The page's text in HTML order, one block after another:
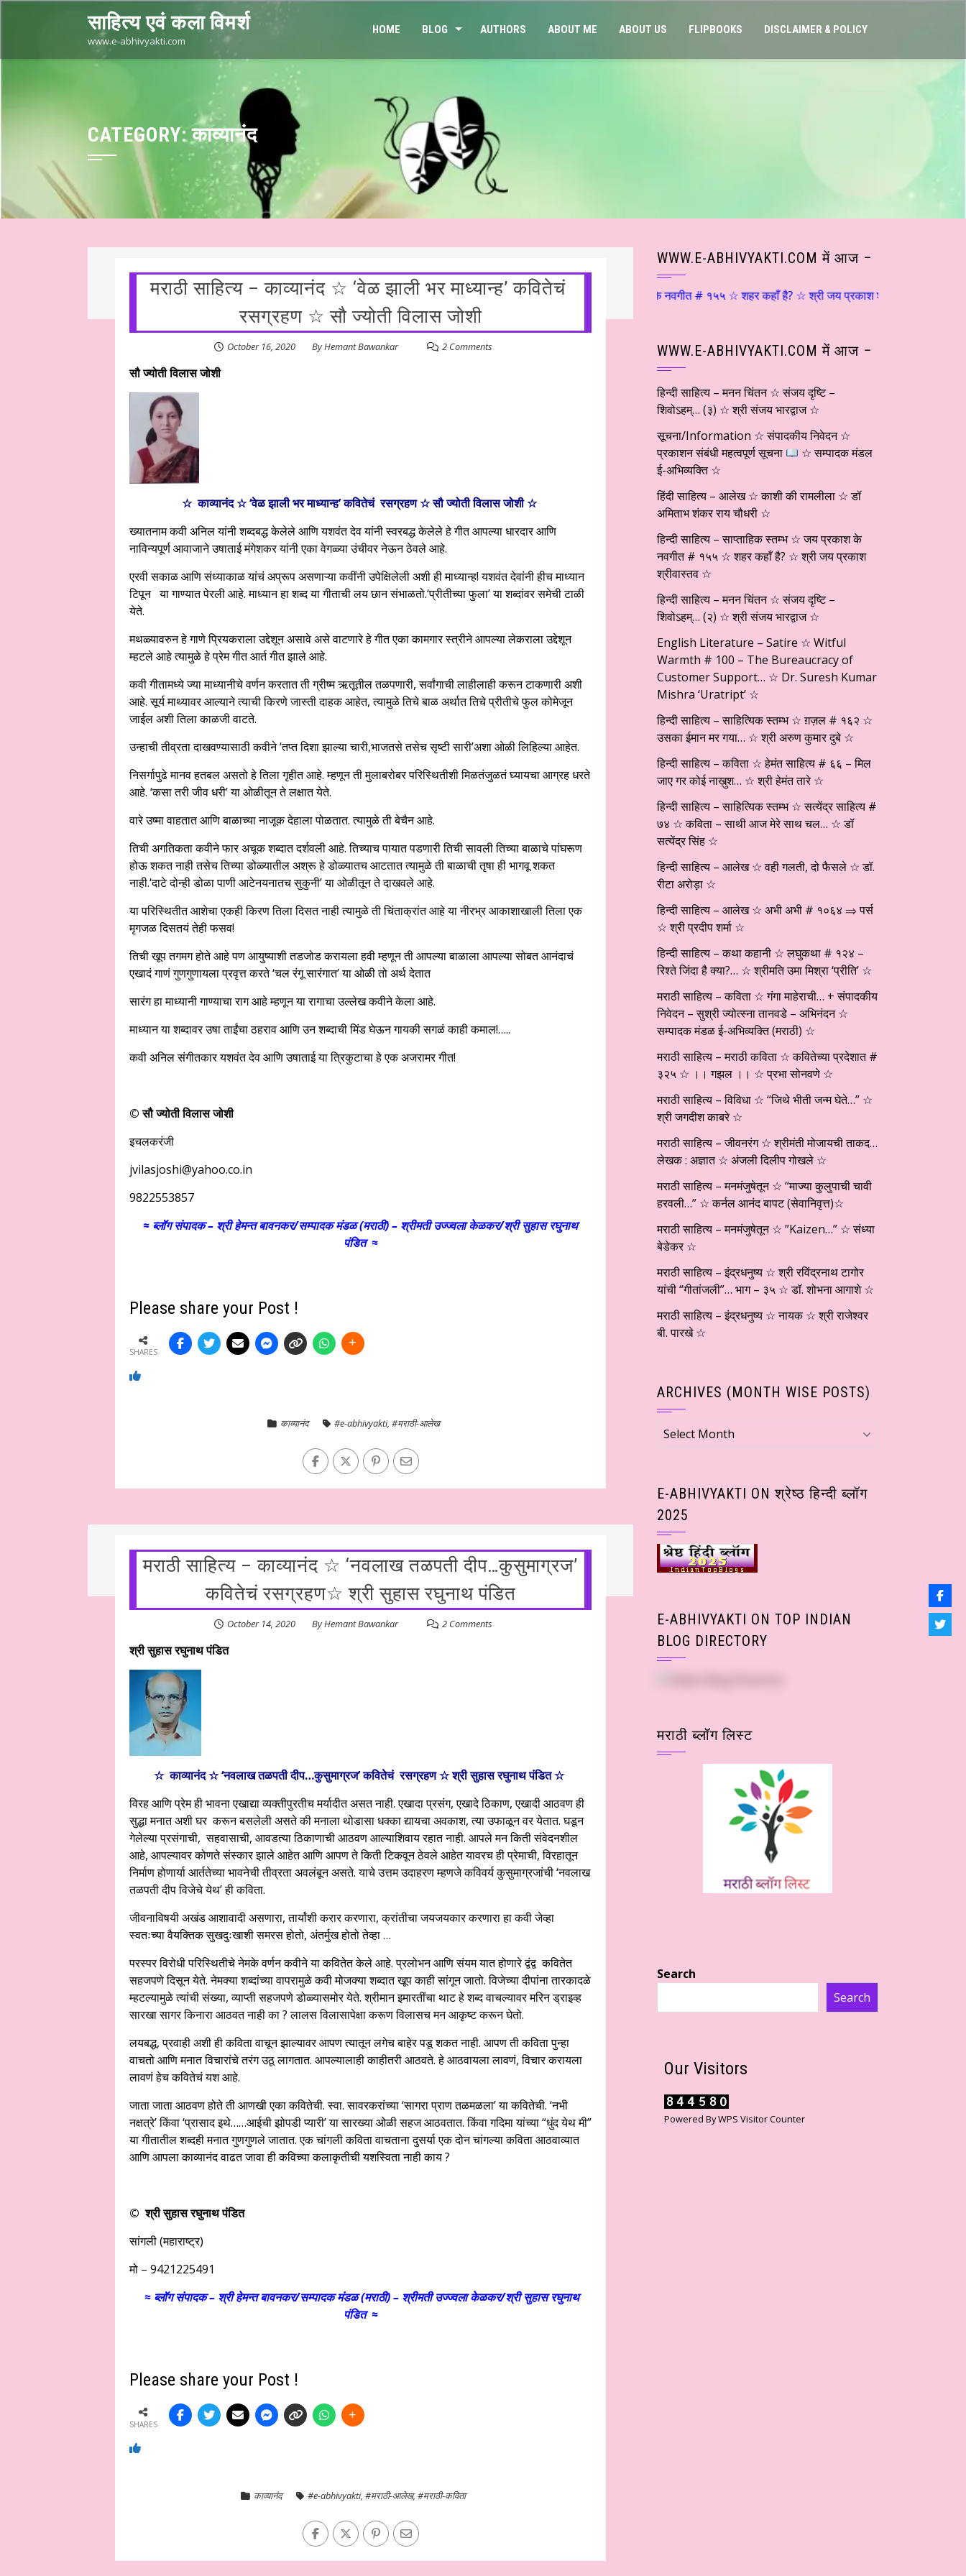
साहित्य एवं कला विमर्श
www.e-abhivyakti.com
HOME BLOG AUTHORS ABOUT ME ABOUT US FLIPBOOKS DISCLAIMER & POLICY
CATEGORY:काव्यानंद
मराठी साहित्य – काव्यानंद ☆ ‘वेळ झाली भर माध्यान्ह’ कवितेचं
रसग्रहण ☆ सौ ज्योती विलास जोशी
October 16, 2020 ByHemant Bawankar 2 Comments
सौ ज्योती विलास जोशी
☆ काव्यानंद ☆ ‘वेळ झाली भर माध्यान्ह’ कवितेचं रसग्रहण ☆ सौ ज्योती विलास जोशी☆
ख्यातनाम कवी अनिल यांनी शब्दबद्ध केलेले आणि यशवंत देव यांनी स्वरबद्ध केलेले हे गीत आपल्या धारदार आणि
नाविन्यपूर्ण आवाजाने उषाताई मंगेशकर यांनी एका वेगळ्या उंचीवर नेऊन ठेवले आहे.
एरवी सकाळ आणि संध्याकाळ यांचं अप्रूप असणाऱ्या कवींनी उपेक्षिलेली अशी ही माध्यान्ह! यशवंत देवांनी हीच माध्यान
टिपून या गाण्यात पेरली आहे. माध्यान हा शब्द या गीताची लय छान संभाळतो.‘प्रीतीच्या फुला’ या शब्दांवर समेची टाळी
येते.
मथळ्यावरुन हे गाणे प्रियकराला उद्देशून असावे असे वाटणारे हे गीत एका कामगार स्त्रीने आपल्या लेकराला उद्देशून
म्हटले आहे त्यामुळे हे प्रेम गीत आर्त गीत झाले आहे.
कवी गीतामध्ये ज्या माध्यानीचे वर्णन करतात ती ग्रीष्म ऋतूतील तळपणारी, सर्वांगाची लाहीलाही करून टाकणारी अशी
आहे. सूर्य माथ्यावर आल्याने त्याची किरणे जास्ती दाहक आहेत, त्यामुळे तिचे बाळ अर्थात तिचे प्रीतीचे फुल कोमेजून
जाईल अशी तिला काळजी वाटते.
उन्हाची तीव्रता दाखवण्यासाठी कवीने ‘तप्त दिशा झाल्या चारी,भाजतसे तसेच सृष्टी सारी’अशा ओळी लिहिल्या आहेत.
निसर्गापुढे मानव हतबल असतो हे तिला गृहीत आहे. म्हणून ती मुलाबरोबर परिस्थितीशी मिळतंजुळतं घ्यायचा आग्रह धरते
आहे. ‘कसा तरी जीव धरी’ या ओळीतून ते लक्षात येते.
वारे उष्मा वाहतात आणि बाळाच्या नाजूक देहाला पोळतात. त्यामुळे ती बेचैन आहे.
तिची अगतिकता कवीने फार अचूक शब्दात दर्शवली आहे. तिच्याच पायात पडणारी तिची सावली तिच्या बाळाचे पांघरूण
होऊ शकत नाही तसेच तिच्या डोळ्यातील अश्रू हे डोळ्यातच आटतात त्यामुळे ती बाळाची तृषा ही भागवू शकत
नाही.‘दाटे दोन्ही डोळा पाणी आटेनयनातच सुकुनी’ या ओळीतून ते दाखवले आहे.
या परिस्थितीत आशेचा एकही किरण तिला दिसत नाही त्यामुळे ती चिंताक्रांत आहे या नीरभ्र आकाशाखाली तिला एक
मृगजळ दिसतयं तेही फसव!
तिची खूप तगमग होते आहे पण आयुष्याशी तडजोड करायला हवी म्हणून ती आपल्या बाळाला आपल्या सोबत आनंदाचं
एखादं गाणं गुणगुणायला प्रवृत्त करते ‘चल रंगू सारंगात’ या ओळी तो अर्थ देतात
सारंग हा माध्यानी गाण्याचा राग आहे म्हणून या रागाचा उल्लेख कवीने केला आहे.
माध्यान या शब्दावर उषा ताईंचा ठहराव आणि उन शब्दाची मिंड घेऊन गायकी सगळं काही कमाल!…..
कवी अनिल संगीतकार यशवंत देव आणि उषाताई या त्रिकुटाचा हे एक अजरामर गीत!
© सौ ज्योती विलास जोशी
इचलकरंजी
jvilasjoshi@yahoo.co.in
9822553857
≈ ब्लॉग संपादक – श्री हेमन्त बावनकर/सम्पादक मंडळ (मराठी) – श्रीमती उज्ज्वला केळकर/श्री सुहास रघुनाथ
पंडित ≈
Please share your Post !
SHARES
काव्यानंद #e-abhivyakti, #मराठी-आलेख
मराठी साहित्य – काव्यानंद ☆ ‘नवलाख तळपती दीप…कुसुमाग्रज’
कवितेचं रसग्रहण☆ श्री सुहास रघुनाथ पंडित
October 14, 2020 ByHemant Bawankar 2 Comments
श्री सुहास रघुनाथ पंडित
☆ काव्यानंद ☆ ‘नवलाख तळपती दीप…कुसुमाग्रज’ कवितेचं रसग्रहण ☆श्री सुहास रघुनाथ पंडित☆
विरह आणि प्रेम ही भावना एखाद्या व्यक्तीपुरतीच मर्यादीत असत नाही. एखादा प्रसंग, एखादे ठिकाण, एखादी आठवण ही
सुद्धा मनात अशी घर करून बसलेली असते की मनाला थोडासा धक्का द्यायचा अवकाश, त्या उफाळून वर येतात. घडून
गेलेल्या प्रसंगाची, सहवासाची, आवडत्या ठिकाणाची आठवण आल्याशिवाय रहात नाही. आपले मन किती संवेदनशील
आहे, आपल्यावर कोणते संस्कार झाले आहेत आणि आपण ते किती टिकवून ठेवले आहेत यावरच ही प्रेमाची, विरहातून
निर्माण होणार्या आर्ततेच्या भावनेची तीव्रता अवलंबून असते. याचे उत्तम उदाहरण म्हणजे कविवर्य कुसुमाग्रजांची ‘नवलाख
तळपती दीप विजेचे येथ’ ही कविता.
जीवनाविषयी अखंड आशावादी असणारा, तार्यांशी करार करणारा, क्रांतीचा जयजयकार करणारा हा कवी जेव्हा
स्वतःच्या वैयक्तिक सुखदुःखाशी समरस होतो, अंतर्मुख होतो तेव्हा …
परस्पर विरोधी परिस्थितीचे नेमके वर्णन कवीने या कवितेत केले आहे. प्रलोभन आणि संयम यात होणारे द्वंद्व कवितेत
सहजपणे दिसून येते. नेमक्या शब्दांच्या वापरामुळे कवी मोजक्या शब्दात खूप काही सांगून जातो. विजेच्या दीपांना तारकादळे
म्हटल्यामुळे त्यांची संख्या, व्याप्ती सहजपणे डोळ्यासमोर येते. श्रीमान इमारतींचा थाट हे शब्द वाचल्यावर मरिन ड्राइव्ह
सारखा सागर किनारा आठवत नाही का ? लालस विलासापेक्षा करूण विलासच मन आकृष्ट करून घेतो.
लयबद्ध, प्रवाही अशी ही कविता वाचून झाल्यावर आपण त्यातून लगेच बाहेर पडू शकत नाही. आपण ती कविता पुन्हा
वाचतो आणि मनात विचारांचे तरंग उठू लागतात. आपल्यालाही काहीतरी आठवते. हे आठवायला लावणं, विचार करायला
लावणं हेच कवितेचं यश आहे.
जाता जाता आठवण होते ती आणखी एका कवितेची. स्वा. सावरकरांच्या ‘सागरा प्राण तळमळला’ या कवितेची. ‘नभी
नक्षत्रे’ किंवा ‘प्रासाद इथे……आईची झोपडी प्यारी’ या सारख्या ओळी सहज आठवतात. किंवा गदिमा यांच्या “धुंद येथ मी”
या गीतातील शब्दही मनात गुणगुणले जातात. एक चांगली कविता वाचताना दुसर्या एक दोन चांगल्या कविता आठवाव्यात
आणि आपला काव्यानंद वाढत जावा ही कविच्या कलाकृतीची यशस्विता नाही काय ?
© श्री सुहास रघुनाथ पंडित
सांगली (महाराष्ट्र)
मो – 9421225491
≈ ब्लॉग संपादक – श्री हेमन्त बावनकर/सम्पादक मंडळ (मराठी) – श्रीमती उज्ज्वला केळकर/श्री सुहास रघुनाथ
पंडित ≈
Please share your Post !
SHARES
काव्यानंद #e-abhivyakti, #मराठी-आलेख, #मराठी-कविता
WWW.E-ABHIVYAKTI.COM में आज –
हिंदी साहित्य – आलेख ☆ काशी की रामलीला ☆ डॉ अमिताभ शंकर राय चौधरी ☆ हिन्दी साहित्य – साप्ताहिक स्तम्भ ☆ जय प्रकाश के नवगीत # १५५ ☆ शहर कहाँ है? ☆ श्री जय प्रकाश श्रीवास्तव ☆ हिन्दी
WWW.E-ABHIVYAKTI.COM में आज –
हिन्दी साहित्य – मनन चिंतन ☆ संजय दृष्टि –
शिवोऽहम्… (३) ☆ श्री संजय भारद्वाज ☆
सूचना/Information ☆ संपादकीय निवेदन ☆
प्रकाशन संबंधी महत्वपूर्ण सूचना
☆ सम्पादक मंडल
ई-अभिव्यक्ति ☆
हिंदी साहित्य – आलेख ☆ काशी की रामलीला ☆ डॉ
अमिताभ शंकर राय चौधरी ☆
हिन्दी साहित्य – साप्ताहिक स्तम्भ ☆ जय प्रकाश के
नवगीत # १५५ ☆ शहर कहाँ है? ☆ श्री जय प्रकाश
श्रीवास्तव ☆
हिन्दी साहित्य – मनन चिंतन ☆ संजय दृष्टि –
शिवोऽहम्… (२) ☆ श्री संजय भारद्वाज ☆
English Literature – Satire ☆ Witful
Warmth # 100 – The Bureaucracy of
Customer Support… ☆ Dr. Suresh Kumar
Mishra ‘Uratript’ ☆
हिन्दी साहित्य – साहित्यिक स्तम्भ ☆ ग़ज़ल # १६२ ☆
उसका ईमान मर गया… ☆ श्री अरुण कुमार दुबे ☆
हिन्दी साहित्य – कविता ☆ हेमंत साहित्य # ६६ – मिल
जाए गर कोई नाख़ुश… ☆ श्री हेमंत तारे ☆
हिन्दी साहित्य – साहित्यिक स्तम्भ ☆ सत्येंद्र साहित्य #
७४ ☆ कविता – साथी आज मेरे साथ चल… ☆ डॉ
सत्येंद्र सिंह ☆
हिन्दी साहित्य – आलेख ☆ वही गलती, दो फैसले ☆ डॉ.
रीटा अरोड़ा ☆
हिन्दी साहित्य – आलेख ☆ अभी अभी # १०६४ ⇒ पर्स
☆ श्री प्रदीप शर्मा ☆
हिन्दी साहित्य – कथा कहानी ☆ लघुकथा # १२४ –
रिश्ते जिंदा है क्या?… ☆ श्रीमति उमा मिश्रा ‘प्रीति’ ☆
मराठी साहित्य – कविता ☆ गंगा माहेराची… + संपादकीय
निवेदन – सुश्री ज्योत्स्ना तानवडे – अभिनंदन ☆
सम्पादक मंडळ ई-अभिव्यक्ति (मराठी) ☆
मराठी साहित्य – मराठी कविता ☆ कवितेच्या प्रदेशात #
३२५ ☆ ।। गझल ।। ☆ प्रभा सोनवणे ☆
मराठी साहित्य – विविधा ☆ “जिथे भीती जन्म घेते…” ☆
श्री जगदीश काबरे ☆
मराठी साहित्य – जीवनरंग ☆ श्रीमंती मोजायची ताकद…
लेखक : अज्ञात ☆ अंजली दिलीप गोखले ☆
मराठी साहित्य – मनमंजुषेतून ☆ “माज्या कुलुपाची चावी
हरवली…” ☆ कर्नल आनंद बापट (सेवानिवृत्त)☆
मराठी साहित्य – मनमंजुषेतून ☆ ”Kaizen…” ☆ संध्या
बेडेकर ☆
मराठी साहित्य – इंद्रधनुष्य ☆ श्री रविंद्रनाथ टागोर
यांची “गीतांजली”… भाग – ३५ ☆ डॉ. शोभना आगाशे ☆
मराठी साहित्य – इंद्रधनुष्य ☆ नायक ☆ श्री राजेश्वर
बी. पारखे ☆
ARCHIVES (MONTH WISE POSTS)
Archives
(Month
E-ABHIVYAKTI ON श्रेष्ठ हिन्दी ब्लॉग
2025
E-ABHIVYAKTI ON TOP INDIAN
BLOG DIRECTORY
मराठी ब्लॉग लिस्ट
Search
Search
Our Visitors
Powered ByWPS Visitor Counter